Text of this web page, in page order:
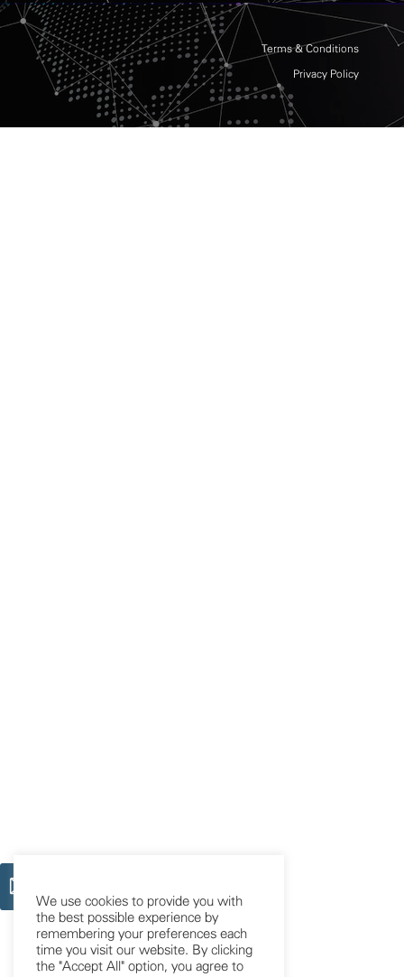
Terms & Conditions
Privacy Policy
We use cookies to provide you with
the best possible experience by
remembering your preferences each
time you visit our website. By clicking
the "Accept All" option, you agree to